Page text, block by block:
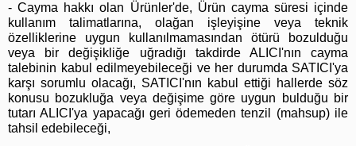
- Cayma hakkı olan Ürünler'de, Ürün cayma süresi içinde
kullanım talimatlarına, olağan işleyişine veya teknik
özelliklerine uygun kullanılmamasından ötürü bozulduğu
veya bir değişikliğe uğradığı takdirde ALICI'nın cayma
talebinin kabul edilmeyebileceği ve her durumda SATICI'ya
karşı sorumlu olacağı, SATICI'nın kabul ettiği hallerde söz
konusu bozukluğa veya değişime göre uygun bulduğu bir
tutarı ALICI'ya yapacağı geri ödemeden tenzil (mahsup) ile
tahsil edebileceği,